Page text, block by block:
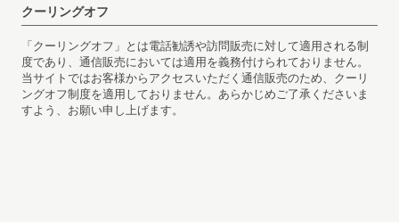
クーリングオフ
「クーリングオフ」とは電話勧誘や訪問販売に対して適用される制
度であり、通信販売においては適用を義務付けられておりません。
当サイトではお客様からアクセスいただく通信販売のため、クーリ
ングオフ制度を適用しておりません。あらかじめご了承くださいま
すよう、お願い申し上げます。